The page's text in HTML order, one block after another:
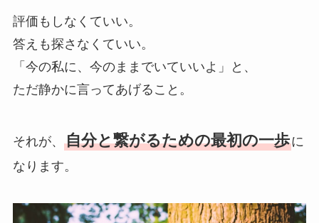
評価もしなくていい。
答えも探さなくていい。
「今の私に、今のままでいていいよ」と、
ただ静かに言ってあげること。
それが、 自分と繋がるための最初の一歩に
なります。